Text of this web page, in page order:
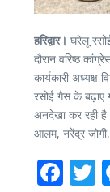
हरिद्वार। घरेलू
दौरान वरिष्ठ
कार्यकारी
रसोई गैस के बढ़ाए
अनदेखा कर रही
आलम, नरेंद्र जोगी,